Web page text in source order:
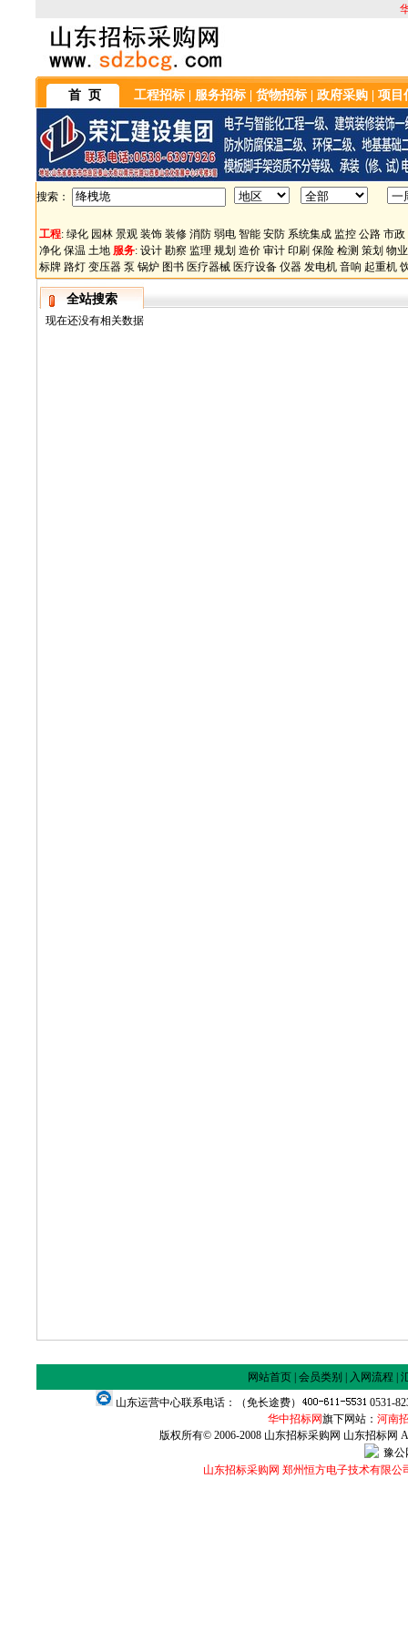
首 页 工程招标 服务招标 货物招标 政府采购 项目
搜索：
工程: 绿化 园林 景观 装饰 装修 消防 弱电 智能 安防 系统集成 监控 公路 市政
净化 保温 土地 服务: 设计 勘察 监理 规划 造价 审计 印刷 保险 检测 策划 物业
标牌 路灯 变压器 泵 锅炉 图书 医疗器械 医疗设备 仪器 发电机 音响 起重机
全站搜索
现在还没有相关数据
网站首页| 会员类别 入网流程
山东运营中心联系电话：（免长途费）
0531-
华中招标网旗下网站： 河南
版权所有© 2006-2008 山东招标采购网 山东招标网
豫公
山东招标采购网 郑州恒方电子技术有限